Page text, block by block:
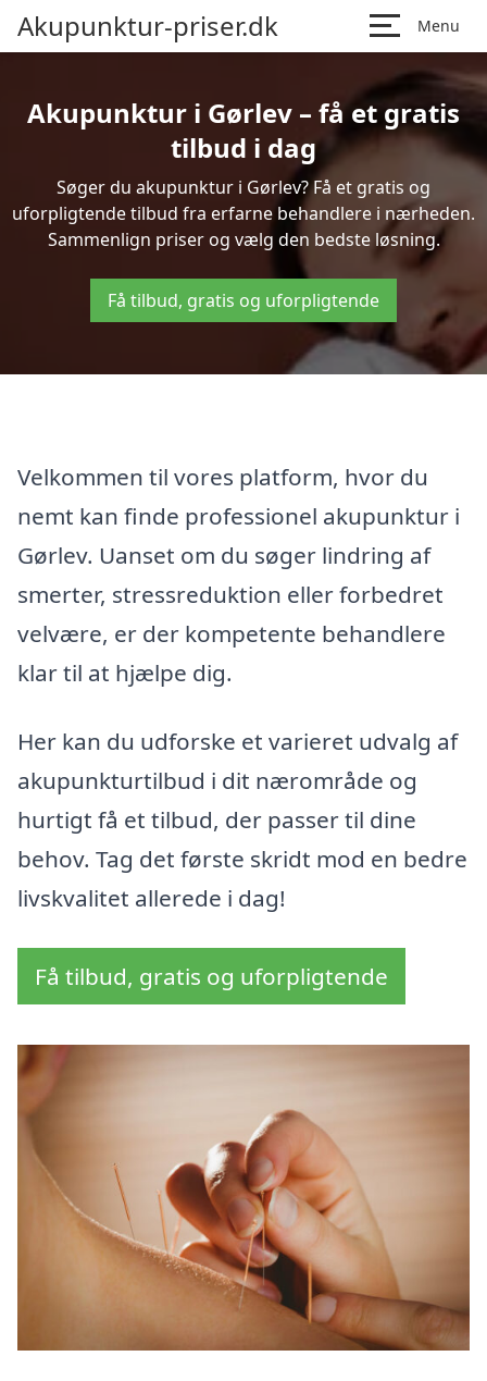
Akupunktur-priser.dk Menu
Akupunktur i Gørlev – få et gratis
tilbud i dag
Søger du akupunktur i Gørlev? Få et gratis og
uforpligtende tilbud fra erfarne behandlere i nærheden.
Sammenlign priser og vælg den bedste løsning.
Få tilbud, gratis og uforpligtende
Velkommen til vores platform, hvor du
nemt kan finde professionel akupunktur i
Gørlev. Uanset om du søger lindring af
smerter, stressreduktion eller forbedret
velvære, er der kompetente behandlere
klar til at hjælpe dig.
Her kan du udforske et varieret udvalg af
akupunkturtilbud i dit nærområde og
hurtigt få et tilbud, der passer til dine
behov. Tag det første skridt mod en bedre
livskvalitet allerede i dag!
Få tilbud, gratis og uforpligtende